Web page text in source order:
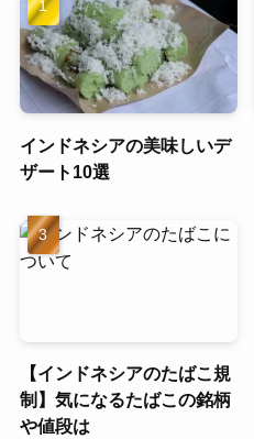
インドネシアの美味しいデ
ザート10選
【インドネシアのたばこ規
制】気になるたばこの銘柄
や値段は